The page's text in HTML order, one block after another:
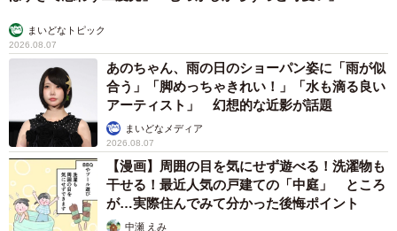
まいどなトピック
2026.08.07
あのちゃん、雨の日のショーパン姿に「雨が似
合う」「脚めっちゃきれい！」「水も滴る良い
アーティスト」 幻想的な近影が話題
まいどなメディア
2026.08.07
【漫画】周囲の目を気にせず遊べる！洗濯物も
干せる！最近人気の戸建ての「中庭」 ところ
が…実際住んでみて分かった後悔ポイント
中瀬 えみ